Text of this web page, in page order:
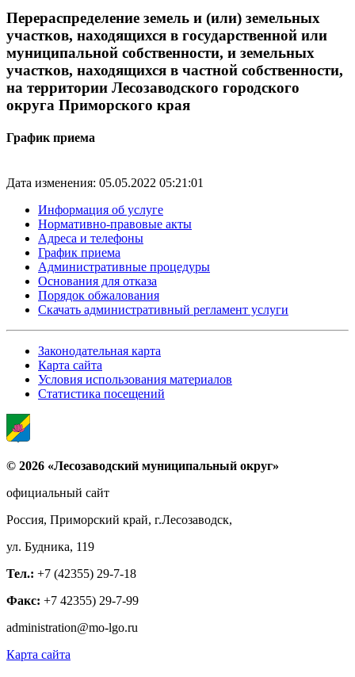
Перераспределение земель и (или) земельных
участков, находящихся в государственной или
муниципальной собственности, и земельных
участков, находящихся в частной собственности,
на территории Лесозаводского городского
округа Приморского края
График приема
Дата изменения: 05.05.2022 05:21:01
Информация об услуге
Нормативно-правовые акты
Адреса и телефоны
График приема
Административные процедуры
Основания для отказа
Порядок обжалования
Скачать административный регламент услуги
Законодательная карта
Карта сайта
Условия использования материалов
Статистика посещений
© 2026 «Лесозаводский муниципальный округ»
официальный сайт
Россия, Приморский край, г.Лесозаводск,
ул. Будника, 119
Тел.: +7 (42355) 29-7-18
Факс: +7 42355) 29-7-99
administration@mo-lgo.ru
Карта сайта